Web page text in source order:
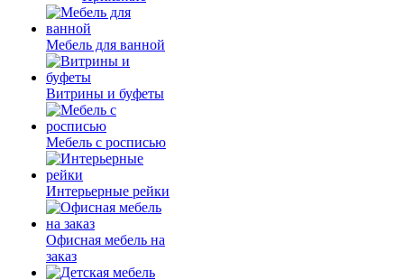
Мебель для ванной
Витрины и буфеты
Мебель с росписью
Интерьерные рейки
Офисная мебель на
заказ